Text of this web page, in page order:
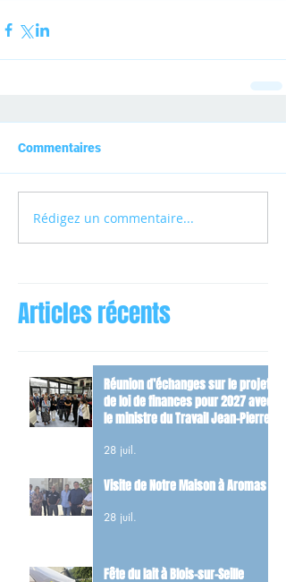
Commentaires
Rédigez un commentaire...
Articles récents
Réunion d’échanges sur le projet
de loi de finances pour 2027 avec
le ministre du Travail Jean-Pierre
28 juil.
Visite de Notre Maison à Aromas
28 juil.
Fête du lait à Blois-sur-Seille